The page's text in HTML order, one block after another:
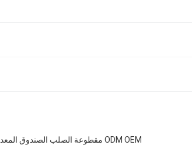
ODM OEM مقطوعة الصلب الصندوق المعدنية قابلة لإعادة الاستخدام المقطوعات الصلبة الصلبة الصلبة الصلبة